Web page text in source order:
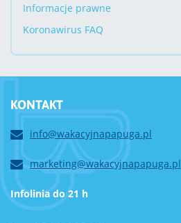
Informacje prawne
Koronawirus FAQ
KONTAKT
info@wakacyjnapapuga.pl
marketing@wakacyjnapapuga.pl
Infolinia do 21 h